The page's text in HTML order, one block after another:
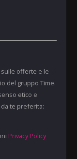
sulle offerte e le
del gruppo Time.
etico e
te preferita:
Privacy Policy